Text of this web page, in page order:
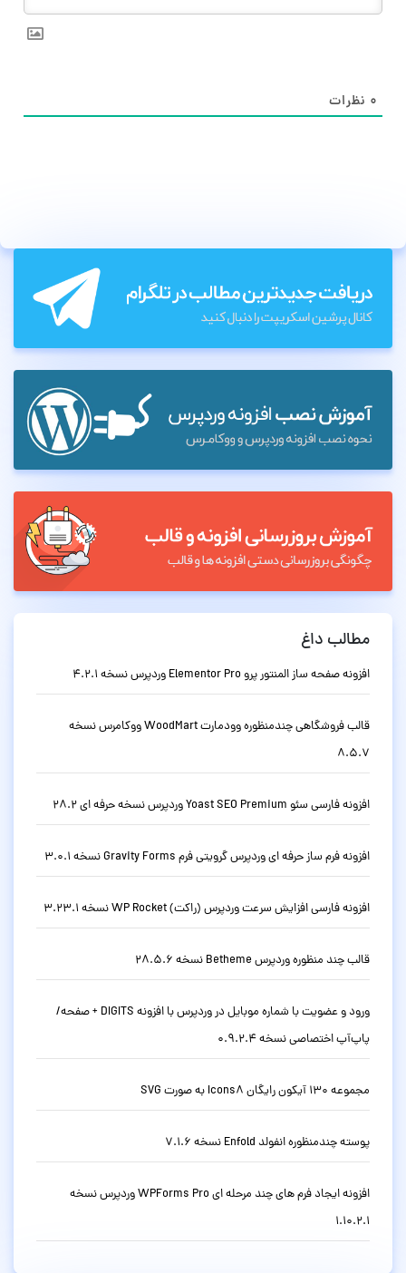
۰ نظرات
مطالب داغ
افزونه صفحه ساز المنتور پرو Elementor Pro وردپرس نسخه 4.2.1
قالب فروشگاهی چندمنظوره وودمارت WoodMart ووکامرس نسخه
8.5.7
افزونه فارسی سئو Yoast SEO Premium وردپرس نسخه حرفه ای 28.2
افزونه فرم ساز حرفه ای وردپرس گرویتی فرم Gravity Forms نسخه 3.0.1
افزونه فارسی افزایش سرعت وردپرس (راکت) WP Rocket نسخه 3.23.1
قالب چند منظوره وردپرس Betheme نسخه 28.5.6
ورود و عضویت با شماره موبایل در وردپرس با افزونه DIGITS + صفحه/
پاپ‌آپ اختصاصی نسخه 0.9.2.4
مجموعه 130 آیکون رایگان Icons8 به صورت SVG
پوسته چندمنظوره انفولد Enfold نسخه 7.1.6
افزونه ایجاد فرم های چند مرحله ای WPForms Pro وردپرس نسخه
1.10.2.1